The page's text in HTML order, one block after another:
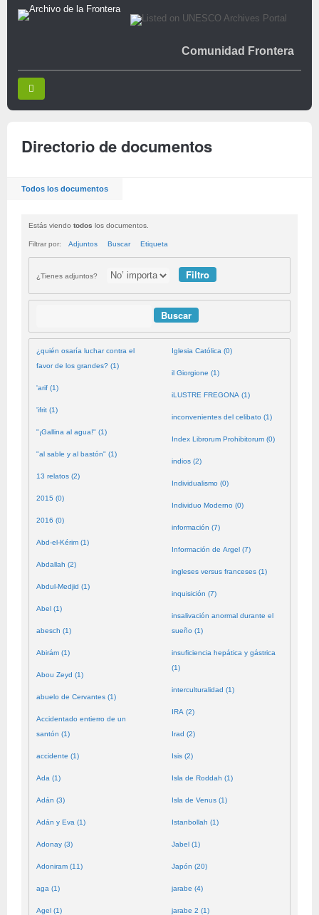
Comunidad Frontera
Directorio de documentos
Todos los documentos
Estás viendo todos los documentos.
Filtrar por: Adjuntos Buscar Etiqueta
¿Tienes adjuntos?
¿quién osaría luchar contra el
favor de los grandes? (1)
'arif (1)
'ifrit (1)
"¡Gallina al agua!" (1)
"al sable y al bastón" (1)
13 relatos (2)
2015 (0)
2016 (0)
Abd-el-Kérim (1)
Abdallah (2)
Abdul-Medjid (1)
Abel (1)
abesch (1)
Abirám (1)
Abou Zeyd (1)
abuelo de Cervantes (1)
Accidentado entierro de un
santón (1)
accidente (1)
Ada (1)
Adán (3)
Adán y Eva (1)
Adonay (3)
Adoniram (11)
aga (1)
Agel (1)
Iglesia Católica (0)
il Giorgione (1)
iLUSTRE FREGONA (1)
inconvenientes del celibato (1)
Index Librorum Prohibitorum (0)
indios (2)
Individualismo (0)
Individuo Moderno (0)
información (7)
Información de Argel (7)
ingleses versus franceses (1)
inquisición (7)
insalivación anormal durante el
sueño (1)
insuficiencia hepática y gástrica
(1)
interculturalidad (1)
IRA (2)
Irad (2)
Isis (2)
Isla de Roddah (1)
Isla de Venus (1)
Istanbollah (1)
Jabel (1)
Japón (20)
jarabe (4)
jarabe 2 (1)